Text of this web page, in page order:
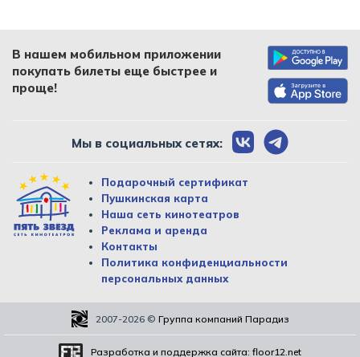
В нашем мобильном приложении
покупать билеты еще быстрее и
проще!
Мы в социальных сетях:
Подарочный сертификат
Пушкинская карта
Наша сеть кинотеатров
Реклама и аренда
Контакты
Политика конфиденциальности
персональных данных
2007-2026 © Группа компаний Парадиз
Разработка и поддержка сайта: floor12.net